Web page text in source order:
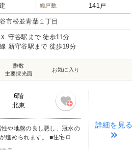
総戸数 141戸
市松並青葉１丁目
守谷駅まで 徒歩11分
新守谷駅まで 徒歩19分
階数
主要採光面
お気に入り
6階
北東
詳細を見る
進められます。 ■住宅ロー